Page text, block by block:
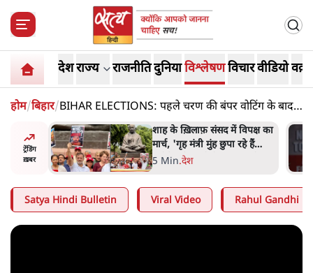
देशराज्य राजनीतिदुनियाविश्लेषणविचारवीडियो
होम/बिहार/BIHAR ELECTIONS: पहले चरण की बंपर वोटिंग के बाद
भी मोदी की निर्णायक भूमिका क्यों नहीं?
ट्रेंडिंग
ख़बर
पर
शाह के ख़िलाफ़ संसद में विपक्ष का
मार्च, 'गृह मंत्री मुंह छुपा रहे हैं
क्योंकि वो छात्रों के गुनहगार हैं'
5 Min.देश
Satya Hindi Bulletin Viral Video Rahul Gandhi